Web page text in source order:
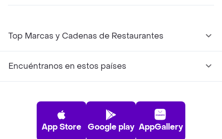
Top Marcas y Cadenas de Restaurantes
Encuéntranos en estos países
App Store Google play AppGallery